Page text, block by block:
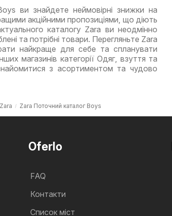
ви знайдете неймовірні знижки на
акційними пропозиціями, що діють
каталогу Zara ви неодмінно
та потрібні товари. Перегляньте Zara
найкраще для себе та спланувати
магазинів категорії Одяг, взуття та
з асортиментом та чудово
Zara Zara Поточний каталог Boys
Oferlo
FAQ
Контакти
Cписок міст